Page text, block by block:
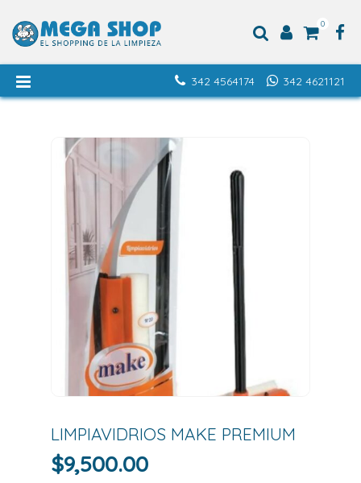
0
342 4621121
342 4564174
LIMPIAVIDRIOS MAKE PREMIUM
$9,500.00